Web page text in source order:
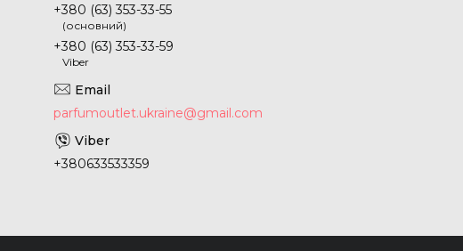
+380 (63) 353-33-55
(основний)
+380 (63) 353-33-59
Viber
parfumoutlet.ukraine@gmail.com
+380633533359